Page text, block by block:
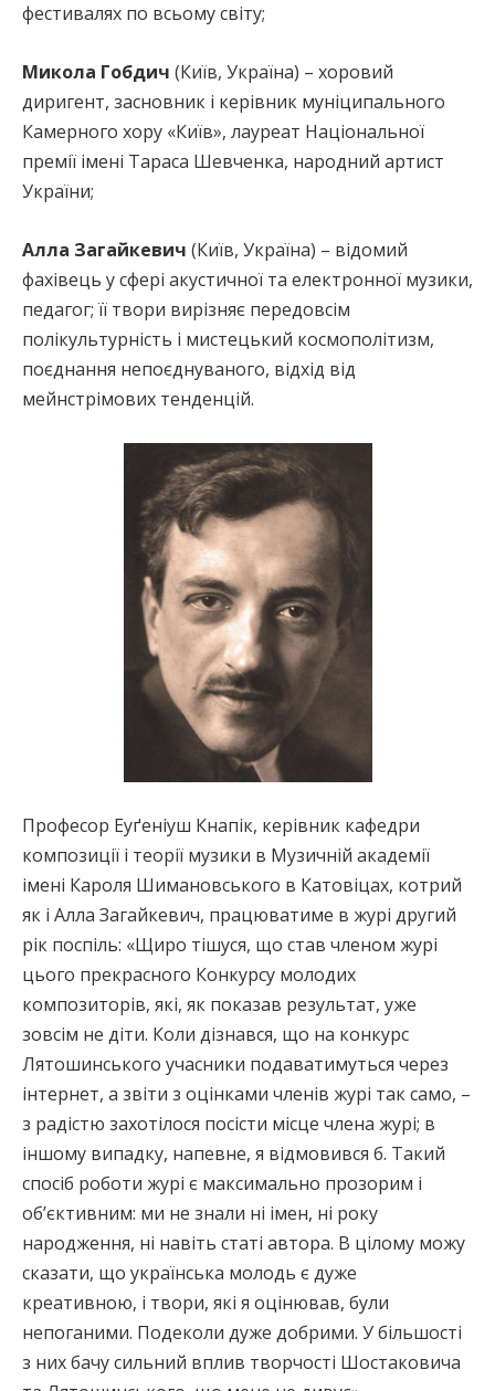
фестивалях по всьому світу;
Микола Гобдич (Київ, Україна) – хоровий
диригент, засновник і керівник муніципального
Камерного хору «Київ», лауреат Національної
премії імені Тараса Шевченка, народний артист
України;
Алла Загайкевич (Київ, Україна) – відомий
фахівець у сфері акустичної та електронної музики,
педагог; її твори вирізняє передовсім
полікультурність і мистецький космополітизм,
поєднання непоєднуваного, відхід від
мейнстрімових тенденцій.
Професор Еуґеніуш Кнапік, керівник кафедри
композиції і теорії музики в Музичній академії
імені Кароля Шимановського в Катовіцах, котрий
як і Алла Загайкевич, працюватиме в журі другий
рік поспіль: «Щиро тішуся, що став членом журі
цього прекрасного Конкурсу молодих
композиторів, які, як показав результат, уже
зовсім не діти. Коли дізнався, що на конкурс
Лятошинського учасники подаватимуться через
інтернет, а звіти з оцінками членів журі так само, –
з радістю захотілося посісти місце члена журі; в
іншому випадку, напевне, я відмовився б. Такий
спосіб роботи журі є максимально прозорим і
об’єктивним: ми не знали ні імен, ні року
народження, ні навіть статі автора. В цілому можу
сказати, що українська молодь є дуже
креативною, і твори, які я оцінював, були
непоганими. Подеколи дуже добрими. У більшості
з них бачу сильний вплив творчості Шостаковича